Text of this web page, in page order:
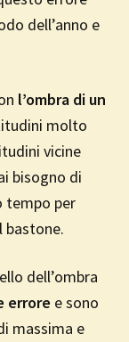
dell’anno e
l’ombra di un
molto
vicine
bisogno di
tempo per
bastone.
dell’ombra
errore e sono
massima e